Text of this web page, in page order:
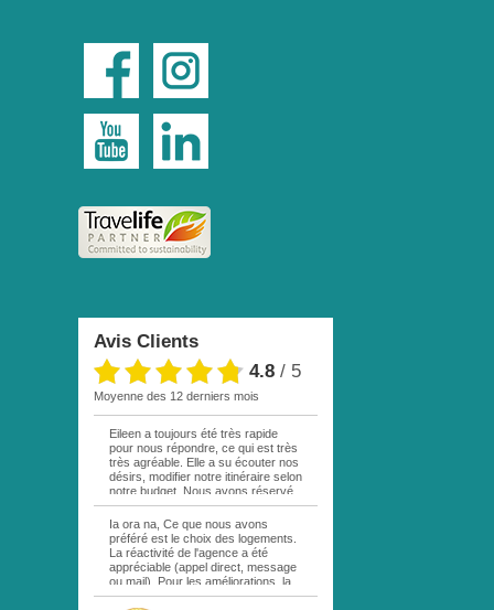
Avis Clients
4.8 / 5
moyenne des 12 derniers mois
Eileen a toujours été très rapide
pour nous répondre, ce qui est très
très agréable. Elle a su écouter nos
désirs, modifier notre itinéraire selon
notre budget. Nous avons réservé
par mail une excursion sur votre
site. La personne responsable étant
en vacances, personne ne nous a
répondu. Au bout d une semaine,
remail de ma part, cette fois à Eileen
. Réponse rapide comme quoi cette
!!! Nous n avons pas pu bénéficier
Ia ora na, Ce que nous avons
préféré est le choix des logements.
La réactivité de l'agence a été
appréciable (appel direct, message
ou mail). Pour les améliorations, la
location de la voiture sur MOOREA